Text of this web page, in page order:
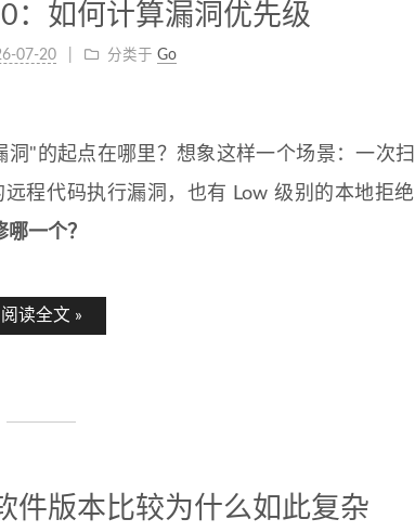
：如何计算漏洞优先级
07-20 分类于 Go
"的起点在哪里？想象这样一个场景：一次
程代码执行漏洞，也有 Low 级别的本地拒
一个？
阅读全文 »
件版本比较为什么如此复杂